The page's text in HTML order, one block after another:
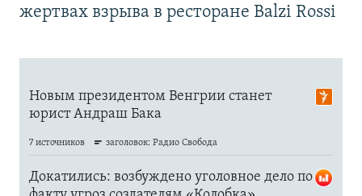
жертвах взрыва в ресторане Balzi Rossi